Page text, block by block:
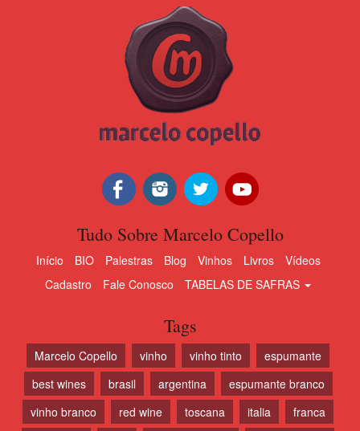
Tudo Sobre Marcelo Copello
Início BIO Palestras Blog Vinhos Livros
Vídeos
Cadastro
Fale Conosco TABELAS DE SAFRAS
Tags
Marcelo Copello vinho vinho tinto
espumante
best wines
brasil argentina
espumante branco
vinho branco
red wine toscana italia franca